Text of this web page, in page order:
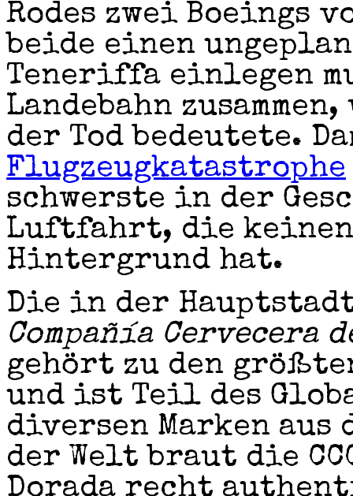
Rodes zwei Boeings
beide einen
Teneriffa einlegen
Landebahn
der Tod bedeutete.
Flugzeugkatastrophe
schwerste in der
Luftfahrt, die
Hintergrund hat.
Die in der
Compañía Cervecera
gehört zu den
und ist Teil des
diversen Marken
der Welt braut die
Dorada recht